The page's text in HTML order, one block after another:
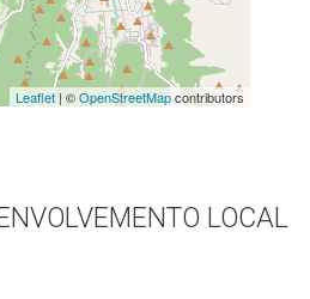
Leaflet| ©OpenStreetMapcontributors
LOCAL